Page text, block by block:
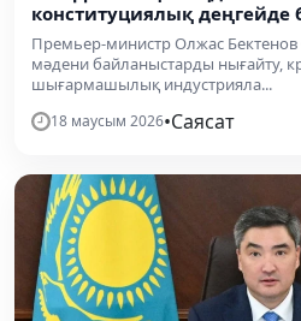
конституциялық деңгейде
Премьер-министр Олжас Бектенов
мәдени байланыстарды нығайту,
шығармашылық индустрияла...
18 маусым 2026•Саясат